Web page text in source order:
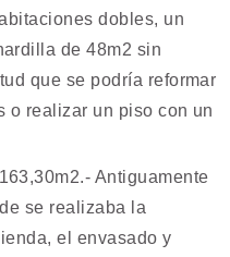
dobles, un
de 48m2 sin
que se podría reformar
o realizar un piso con un
Antiguamente
se realizaba la
el envasado y